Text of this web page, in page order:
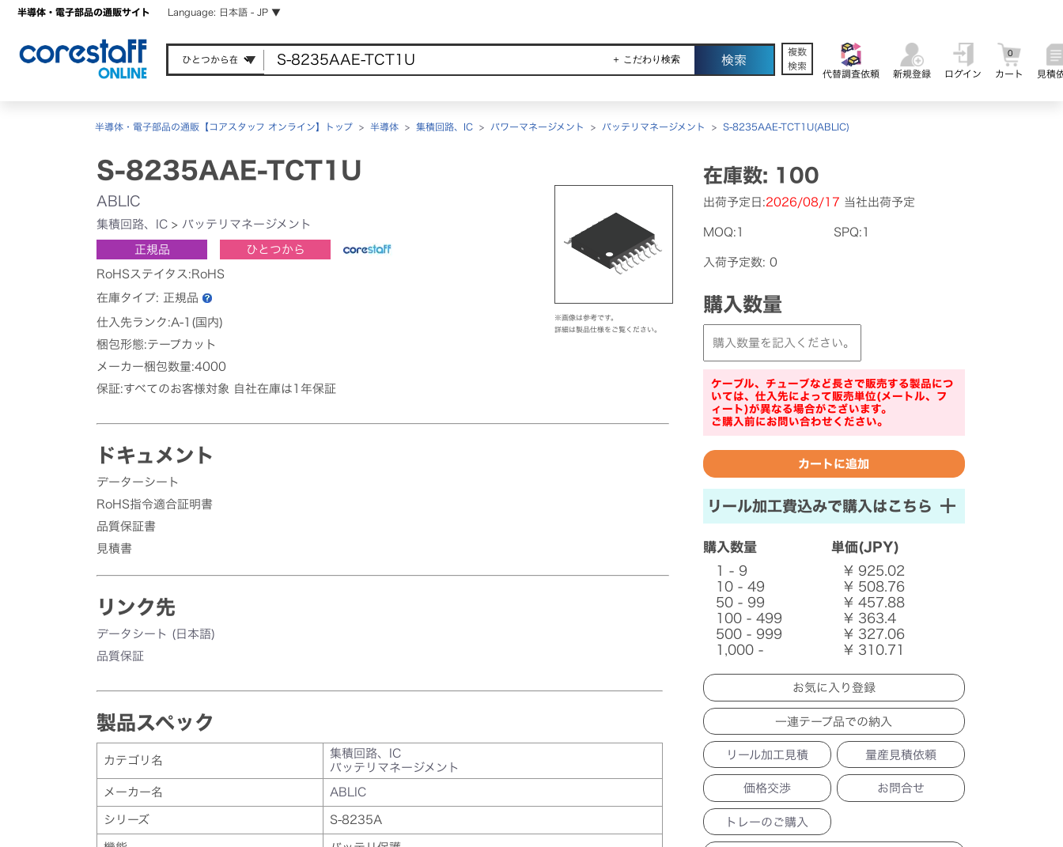
半導体・電子部品の通販サイト Language: 日本語 - JP ▼
＋ こだわり検索
複数
検索
代替調査依頼
新規登録 ログイン カート
0
見積
半導体・電子部品の通販【コアスタッフ オンライン】トップ > 半導体 > 集積回路、IC > パワーマネージメント > バッテリマネージメント > S-8235AAE-TCT1U(ABLIC)
S-8235AAE-TCT1U
ABLIC
集積回路、IC > バッテリマネージメント
正規品 ひとつから
RoHSステイタス:RoHS
在庫タイプ: 正規品
仕入先ランク:A-1(国内)
梱包形態:テープカット
メーカー梱包数量:4000
保証:すべてのお客様対象 自社在庫は1年保証
※画像は参考です。
詳細は製品仕様をご覧ください。
ドキュメント
データーシート
RoHS指令適合証明書
品質保証書
見積書
リンク先
データシート (日本語)
品質保証
製品スペック
カテゴリ名
集積回路、IC
バッテリマネージメント
メーカー名 ABLIC
シリーズ S-8235A
在庫数: 100
出荷予定日:2026/08/17 当社出荷予定
MOQ:1 SPQ:1
入荷予定数: 0
購入数量
ケーブル、チューブなど長さで販売する製品につ
いては、仕入先によって販売単位(メートル、フ
ィート)が異なる場合がございます。
ご購入前にお問い合わせください。
リール加工費込みで購入はこちら
購入数量
単価(JPY)
1 - 9
¥ 925.02
10 - 49
¥ 508.76
50 - 99
¥ 457.88
100 - 499
¥ 363.4
500 - 999
¥ 327.06
1,000 -
¥ 310.71
一連テープ品での納入
リール加工見積 量産見積依頼
価格交渉 お問合せ
トレーのご購入